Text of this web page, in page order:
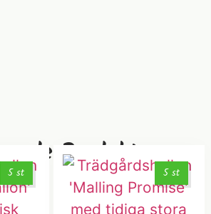
Produkter
5 st 5 st